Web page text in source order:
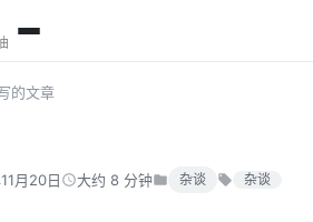
的文章
月20日 大约 8 分钟 杂谈 杂谈